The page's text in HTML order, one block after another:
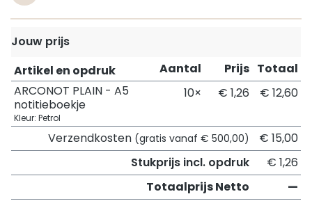
Jouw prijs
Artikel en opdruk
Aantal Prijs Totaal
ARCONOT PLAIN - A5
notitieboekje
Kleur: Petrol
10× € 1,26 € 12,60
Verzendkosten (gratis vanaf € 500,00)
€ 15,00
Stukprijs incl. opdruk
€ 1,26
Totaalprijs Netto
—